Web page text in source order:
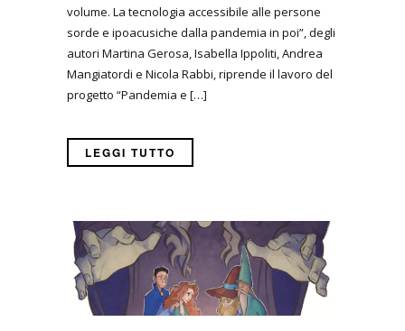
volume. La tecnologia accessibile alle persone
sorde e ipoacusiche dalla pandemia in poi”, degli
autori Martina Gerosa, Isabella Ippoliti, Andrea
Mangiatordi e Nicola Rabbi, riprende il lavoro del
progetto “Pandemia e […]
LEGGI TUTTO